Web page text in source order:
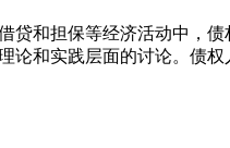
贷和担保等经济活动中，
论和实践层面的讨论。债